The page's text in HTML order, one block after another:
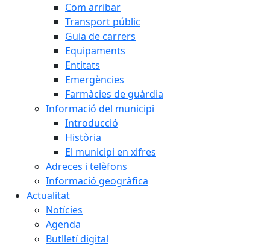
Com arribar
Transport públic
Guia de carrers
Equipaments
Entitats
Emergències
Farmàcies de guàrdia
Informació del municipi
Introducció
Història
El municipi en xifres
Adreces i telèfons
Informació geogràfica
Actualitat
Notícies
Agenda
Butlletí digital